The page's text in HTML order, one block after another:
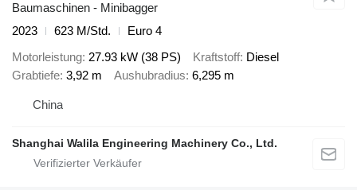
Baumaschinen - Minibagger
2023
623 M/Std.
Euro 4
Motorleistung 27.93 kW (38 PS) Kraftstoff Diesel
Grabtiefe 3,92 m Aushubradius 6,295 m
China
Shanghai Walila Engineering Machinery Co., Ltd.